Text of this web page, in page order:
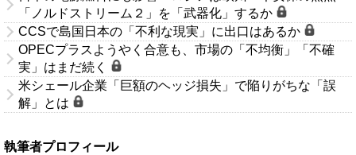
「ノルドストリーム２」を「武器化」するか
CCSで島国日本の「不利な現実」に出口はあるか
OPECプラスようやく合意も、市場の「不均衡」「不確
実」はまだ続く
米シェール企業「巨額のヘッジ損失」で陥りがちな「誤
解」とは
執筆者プロフィール